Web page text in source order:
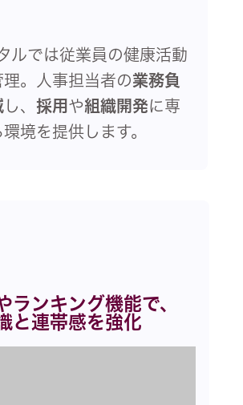
ルでは従業員の健康活動
理。人事担当者の業務負
し、 採用 や組織開発に専
境を提供します。
ランキング機能で、
と連帯感を強化